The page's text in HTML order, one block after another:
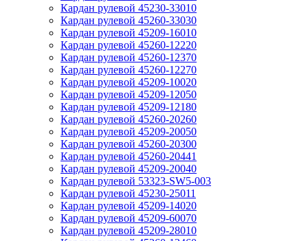
Кардан рулевой 45230-33010
Кардан рулевой 45260-33030
Кардан рулевой 45209-16010
Кардан рулевой 45260-12220
Кардан рулевой 45260-12370
Кардан рулевой 45260-12270
Кардан рулевой 45209-10020
Кардан рулевой 45209-12050
Кардан рулевой 45209-12180
Кардан рулевой 45260-20260
Кардан рулевой 45209-20050
Кардан рулевой 45260-20300
Кардан рулевой 45260-20441
Кардан рулевой 45209-20040
Кардан рулевой 53323-SW5-003
Кардан рулевой 45230-25011
Кардан рулевой 45209-14020
Кардан рулевой 45209-60070
Кардан рулевой 45209-28010